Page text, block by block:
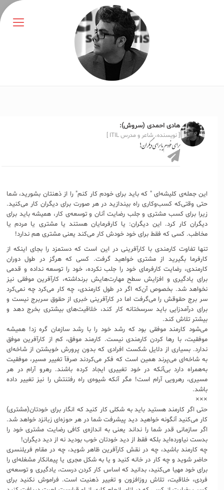
هادی احمدی (سروش):
[ نویسنده، شاعر و مدرس ITIL ]
برای خودم یا برای ديگران!
این جمله‌ی کلیشه‌ای " که باید برای خودم کار کنم" را از ذهنتان بشورید، شما
حتی وقتی‌که کسب‌و‌کاری راه بیندازید در هر صورت برای دیگران کار می‌کنید.
زیرا برای کسب مشتری و جلب رضایت آنان و توسعه‌ی کار، همیشه باید برای
دیگران کار کرد‌. این دیگران: یا کارفرمایان هستند یا مشتری یا مردم یا
مخاطب. کسی که فقط برای خود خودش کار می‌کند یعنی مشتری هم ندارد!
تنها تفاوت کارمندی با کارآفرینی در این است که دستمزد را بجای اینکه از
کارفرما بگیرید از مشتری خواهید گرفت. کسی که هرگز در طول دوران
کارمندی، رضایت کارفرمای خود را جلب نکرده، خود را توسعه نداده و قدمی
برای یادگیری و افزایش سطح مهارت‌هایش برنداشته، کارآفرین موفقی نیز
نخواهد شد. بخصوص آن‌که اگر در طول کارمندی، چه کار می‌کرد چه نمی‌کرد
سر برج حقوقش را می‌گرفت اما در کارآفرینی خبری از حقوق سربرج نیست و
برای درآمدزایی باید سرسختانه کار کند، خلاقیت‌های بیشتری بخرج دهد و
بیشتر تلاش کند.
می‌شود کارمند موفقی بود که رشد خود را با رشد سازمان گره زد! همیشه
موفقیت، با رها کردن کارمندی نیست. کارمند موفق، کم از کارآفرین موفق
ندارد. بسیاری از دلايل شکست افرادی که بدون پرورش خویشتن از شاخه‌ای
به شاخه‌ای می‌پرند همین است‌ که فکر می‌کردند صرفآ تغییر مسیر، موفقیت
به‌همراه دارد بی‌آنکه در خود تغییری ایجاد کرده باشند. رهرو آرام در هر
مسیری، رهرویی آرام است! مگر آنکه شیوه‌ی راه رفتنتش را نیز تغییر داده
باشد.
×××
حتی اگر کارمند هستید باید به شکلی کار کنید که انگار برای خودتان(مشتری)
کار می‌کنید آنگونه خواهید دید پیشرفت شما در هر حوزه‌ای زبانزد خواهد شد.
اگر سازمانی قدر شما را نداند یعنی به اندازه‌ی کافی رضایت مشتری خود را
بدست نیاورده‌اید بلکه فقط از دید خودتان خوب بودید نه از دید دیگران!
چه کارمند باشید، چه در نقش کارآفرین ظاهر شوید، چه در مقام فریلنسری
حاضر شوید و چه کار در خانه کنید و یا به شکل مجری یا پیمانکار مشغله‌ای را
برای خود مهیا می‌کنيد، بدانید که اساس کار کردن درست، یادگیری و توسعه‌ی
فردی، خلاقیت، تلاش روزافزون و تغییر ذهنیت است. فراموش نکنید برای